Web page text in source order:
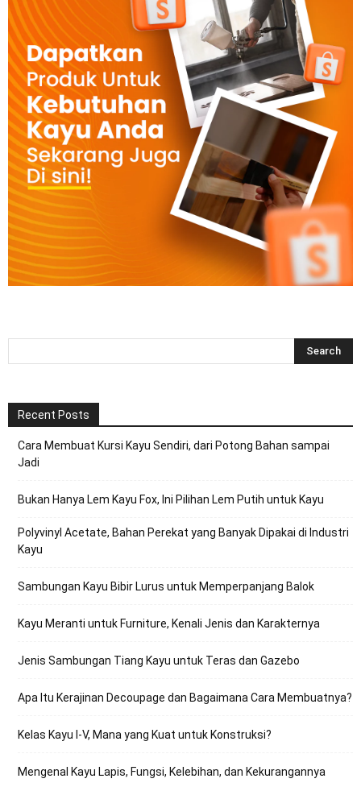
Recent Posts
Cara Membuat Kursi Kayu Sendiri, dari Potong Bahan sampai
Jadi
Bukan Hanya Lem Kayu Fox, Ini Pilihan Lem Putih untuk Kayu
Polyvinyl Acetate, Bahan Perekat yang Banyak Dipakai di Industri
Kayu
Sambungan Kayu Bibir Lurus untuk Memperpanjang Balok
Kayu Meranti untuk Furniture, Kenali Jenis dan Karakternya
Jenis Sambungan Tiang Kayu untuk Teras dan Gazebo
Apa Itu Kerajinan Decoupage dan Bagaimana Cara Membuatnya?
Kelas Kayu I-V, Mana yang Kuat untuk Konstruksi?
Mengenal Kayu Lapis, Fungsi, Kelebihan, dan Kekurangannya